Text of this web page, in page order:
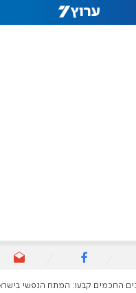
קבעו: המתח הנפשי בישראל הרקיע שחקים מאז ה-7